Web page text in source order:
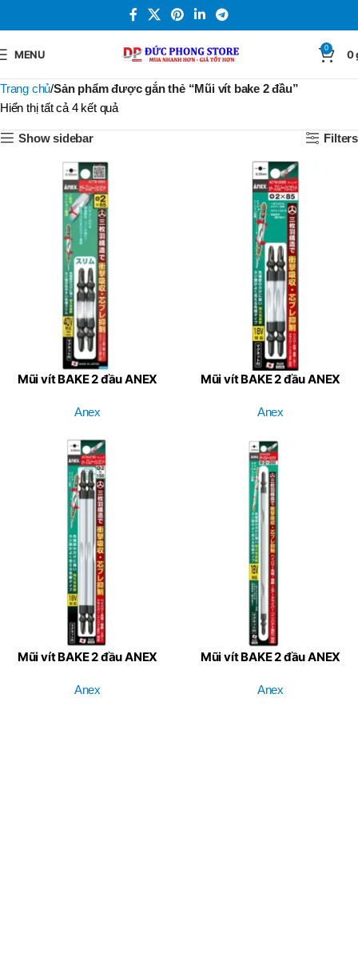
MENU 0 0
Trang chủ Sản phẩm được gắn thẻ “Mũi vít bake 2 đầu”
Hiển thị tất cả 4 kết quả
Show sidebar Filters
Mũi vít BAKE 2 đầu ANEX
Anex
Mũi vít BAKE 2 đầu ANEX
Anex
Mũi vít BAKE 2 đầu ANEX
Anex
Mũi vít BAKE 2 đầu ANEX
Anex